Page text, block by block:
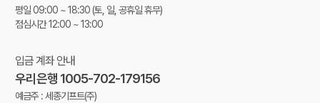
평일 09:00 ~ 18:30(토, 일, 공휴일 휴무)
점심시간 12:00 ~ 13:00
입금 계좌 안내
우리은행 1005-702-179156
예금주 : 세종기프트(주)